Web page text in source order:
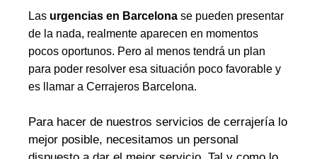
Las urgencias en Barcelona se pueden presentar
de la nada, realmente aparecen en momentos
pocos oportunos. Pero al menos tendrá un plan
para poder resolver esa situación poco favorable y
es llamar a Cerrajeros Barcelona.
Para hacer de nuestros servicios de cerrajería lo
mejor posible, necesitamos un personal